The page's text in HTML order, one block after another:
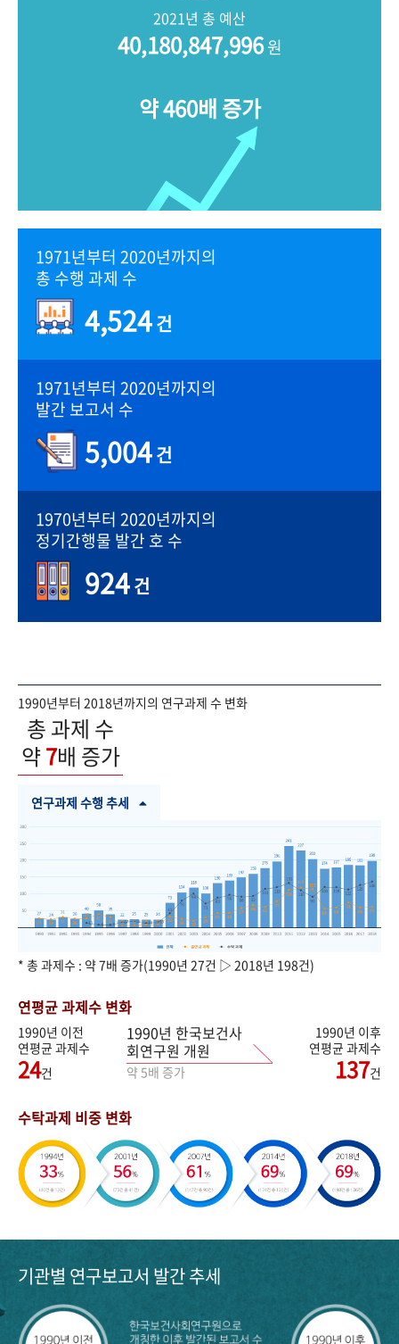
2021년 총 예산
40,180,847,996원
약 460배 증가
1971년부터 2020년까지의
총 수행 과제 수
4,524건
1971년부터 2020년까지의
발간 보고서 수
5,004건
1970년부터 2020년까지의
정기간행물 발간 호 수
924건
1990년부터 2018년까지의 연구과제 수 변화
총 과제 수
약7배 증가
연구과제 수행 추세
* 총 과제수 : 약 7배 증가(1990년 27건 ▷ 2018년 198건)
연평균 과제수 변화
1990년 이전
연평균 과제수
24건
1990년 한국보건사
회연구원 개원
약 5배 증가
1990년 이후
연평균 과제수
137건
수탁과제 비중 변화
기관별 연구보고서 발간 추세